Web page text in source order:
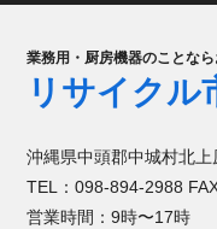
業務用・厨房機器のことな
リサイクル
沖縄県中頭郡中城村北上
TEL：098-894-2988
営業時間：9時〜17時